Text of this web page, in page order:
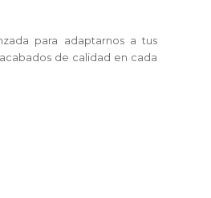
para adaptarnos a tus
de calidad en cada